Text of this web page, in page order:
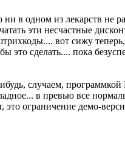
ни в одном из лекарств не
эти несчастные
вот сижу
это сделать.... пока
случаем,
в превью все
это ограничение демо-